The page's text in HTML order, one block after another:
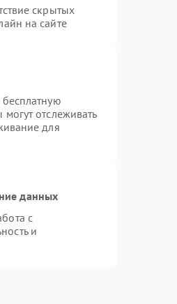
скрытых
на сайте
отслеживать
для
данных
с
и